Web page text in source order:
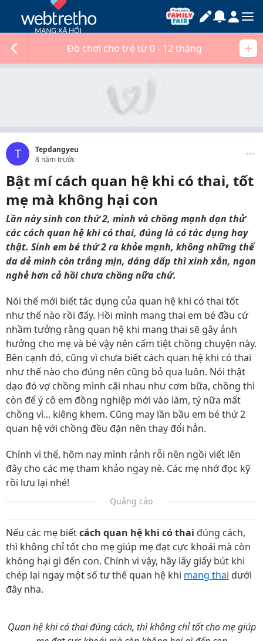
Đồ chơi cho trẻ từ 0 - 12 tháng
T
Tepdangyeu
8 năm trước
Bật mí cách quan hệ khi có thai, tốt
mẹ mà không hại con
Lần này sinh con thứ 2, mình và chồng mạnh dạn thử
các cách quan hệ khi có thai, đúng là có tác dụng hay
thật. Sinh em bé thứ 2 ra khỏe mạnh, không những thế
da dẻ mình còn trắng mịn, dáng dấp thì xinh xắn, ngon
nghẻ hơn cả hồi chưa chồng nữa chứ.
Nói thế mới biết tác dụng của quan hệ khi có thai tốt
như thế nào rồi đấy. Hồi mình mang thai em bé đầu cứ
nhầm tưởng rằng quan hệ khi mang thai sẽ gây ảnh
hưởng cho mẹ và bé vậy nên cấm tiệt chồng chuyện này.
Bên cạnh đó, cũng vì chưa biết cách quan hệ khi có thai
như thế nào cho đúng nên cũng bỏ qua luôn. Nói thật
dạo đó vợ chồng mình cãi nhau như cơm bữa, chồng thì
còn để ý cô em đồng nghiệp mới vào làm, tý nữa mất
chồng vì... kiêng khem. Cũng may lần bầu em bé thứ 2
quan hệ với chồng đều đặn nên thay đổi hẳn.
Chính vì thế, hôm nay mình rảnh rỗi nên ngồi viết lên
đây cho các mẹ tham khảo ngay nè. Các mẹ nhớ đọc kỹ
rồi lưu lại nhé!
Quảng cáo
Nếu các mẹ biếtcách quan hệ khi có thai đúng cách,
thì không chỉ tốt cho mẹ giúp mẹ đạt cực khoái mà còn
không hại gì đến con. Chính vì vậy, hãy lấy giấy bút khi
chép lại ngay một số tư thế quan hệ khi mang thai dưới
đây nha.
Quan hệ khi có thai đúng cách, thì không chỉ tốt cho mẹ giúp